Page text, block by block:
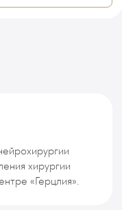
хирургии
«Герцлия».